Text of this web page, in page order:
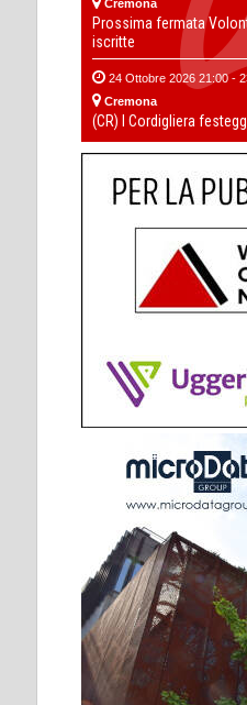
Cremona
Prossima fermata
iscritte
24 Ottobre 2026 21:00 -
Cremona
(CR) I Cordigliera